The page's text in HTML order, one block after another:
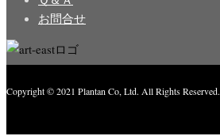
お問合せ
Copyright © 2021 Plantan Co, Ltd. All Rights Reserved.